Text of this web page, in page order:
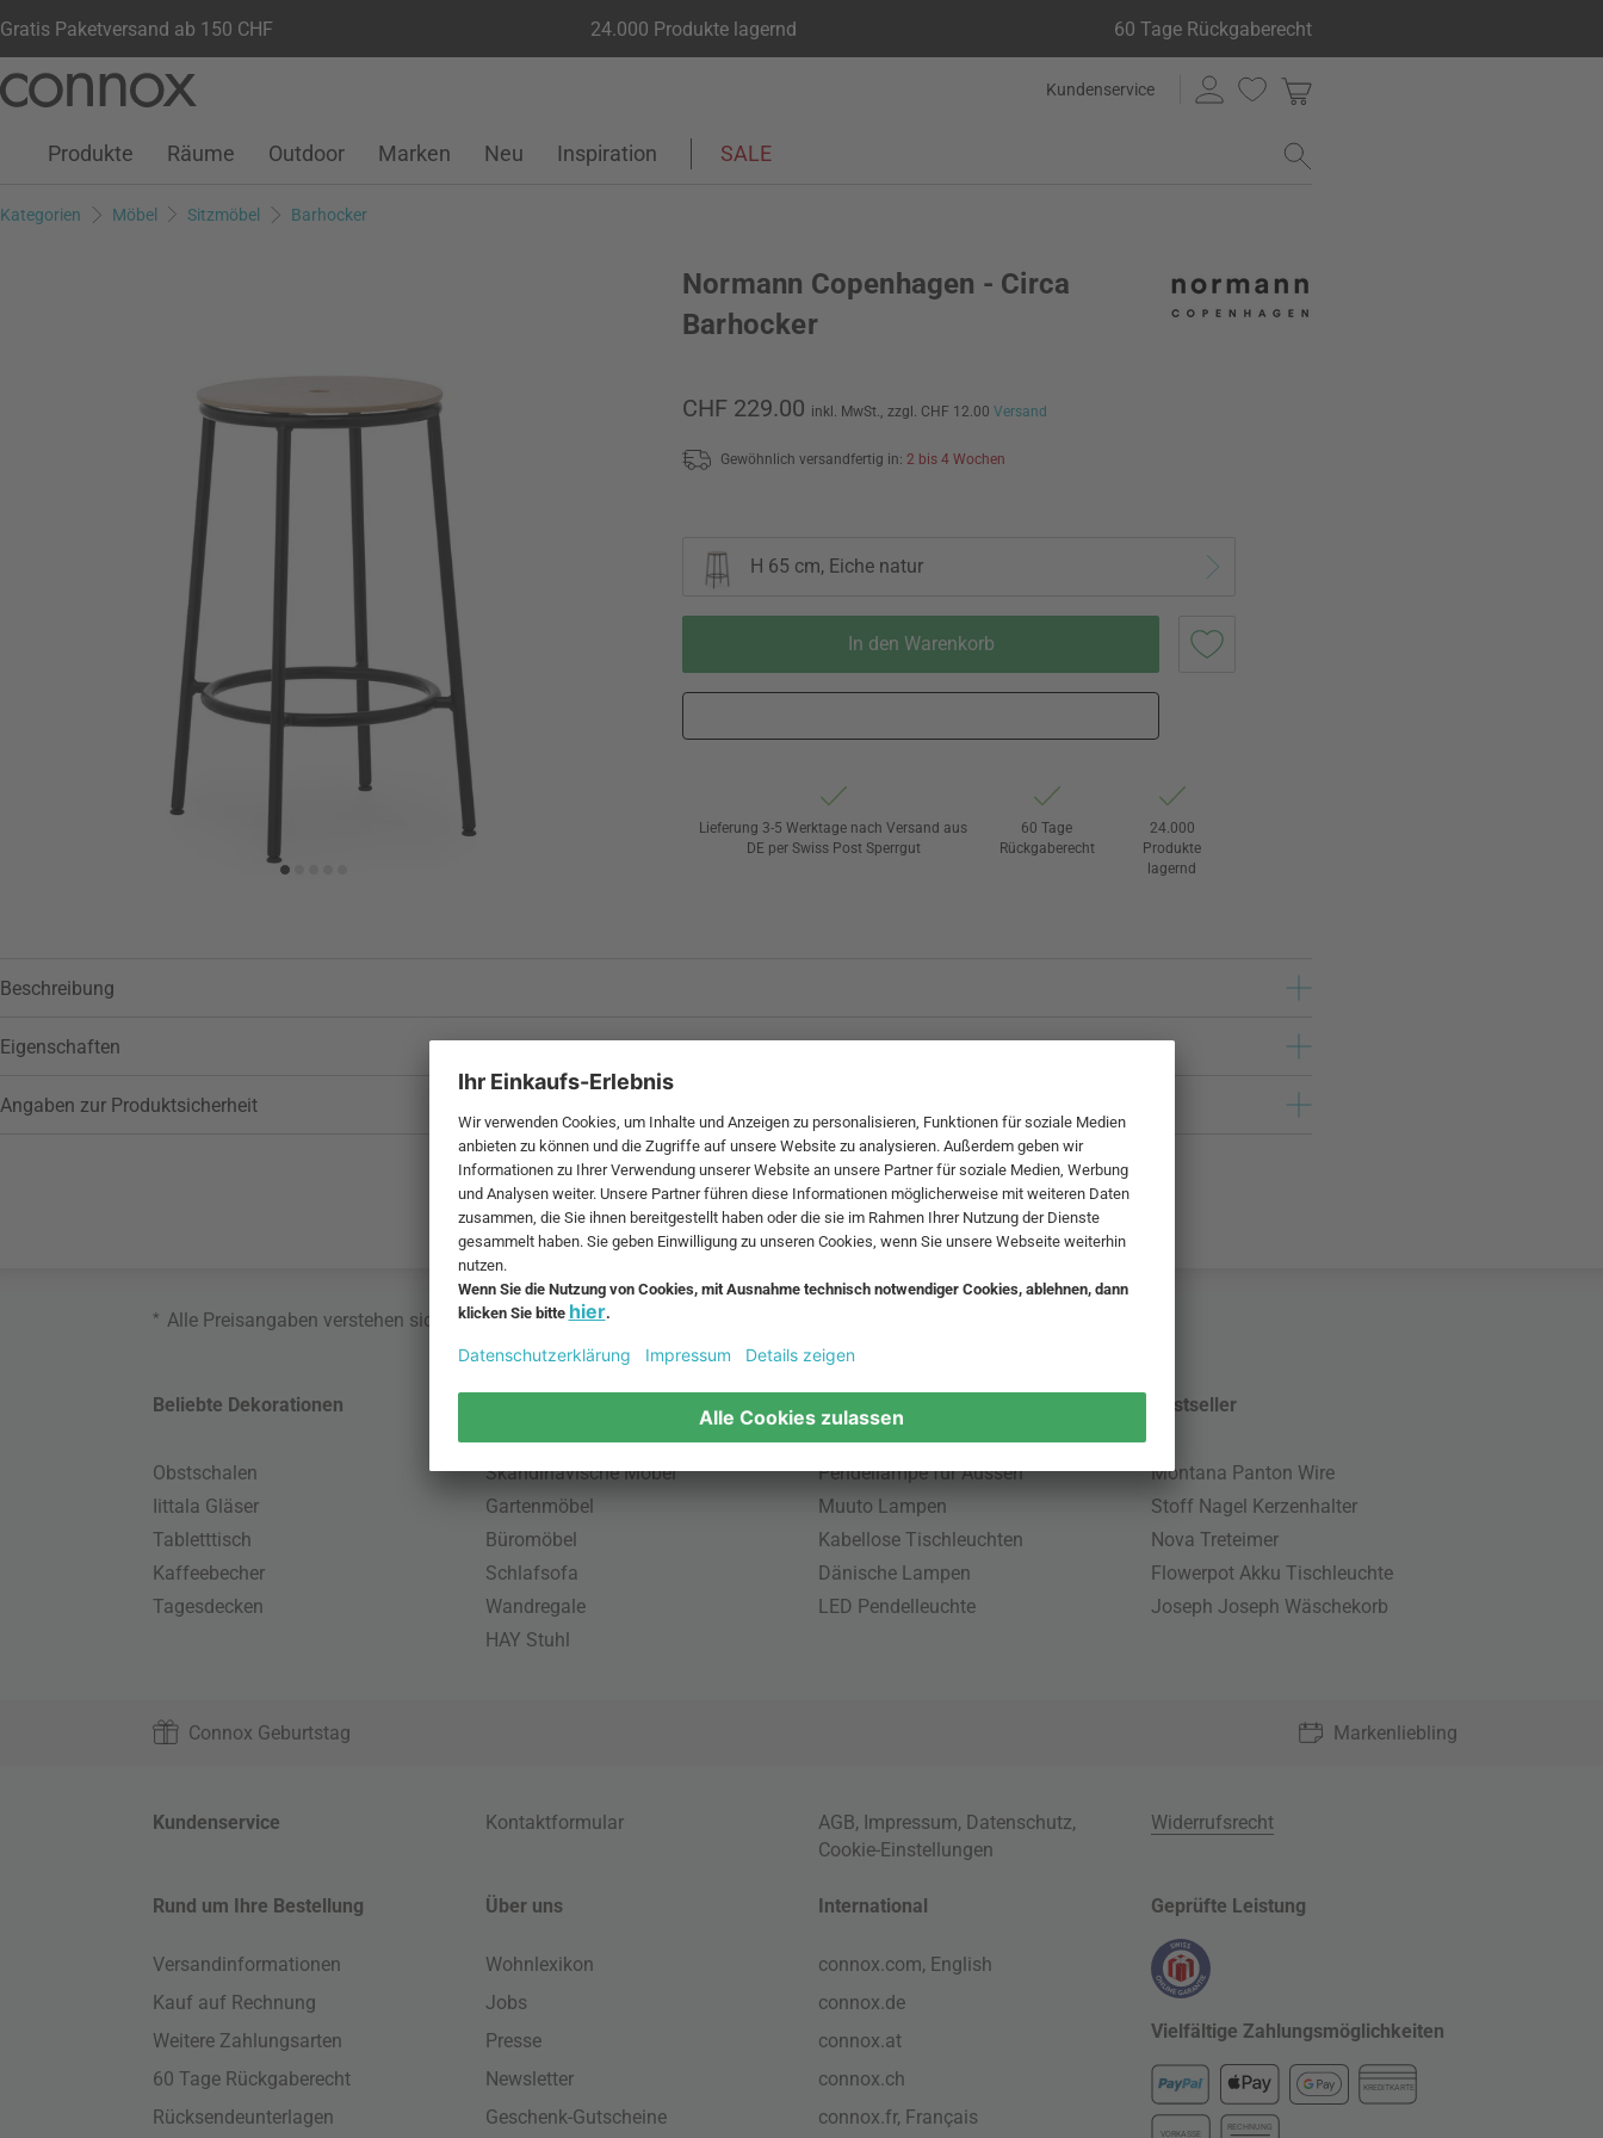
Gratis Paketversand ab 150 CHF 24.000 Produkte lagernd 60 Tage Rückgaberecht
Seiteninhalt
Suchfeld
Kundenservice
Kundenkonto
Wunschliste
Warenkorb
Produkte Räume Outdoor Marken Neu Inspiration SALE
Kategorien Möbel Sitzmöbel Barhocker
Normann Copenhagen - Circa
Barhocker
CHF 229.00 inkl. MwSt., zzgl. CHF 12.00 Versand
Gewöhnlich versandfertig in: 2 bis 4 Wochen
H 65 cm, Eiche natur
In den Warenkorb
Wunschliste hinzufügen
Lieferung 3-5 Werktage nach Versand aus
DE per Swiss Post Sperrgut
60 Tage
Rückgaberecht
24.000
Produkte
lagernd
Beschreibung
Eigenschaften
Angaben zur Produktsicherheit
* Alle Preisangaben verstehen sich inklusive MwSt. und zzgl.
Beliebte Dekorationen
Obstschalen
Iittala Gläser
Tabletttisch
Kaffeebecher
Tagesdecken
Skandinavische Möbel
Gartenmöbel
Büromöbel
Schlafsofa
Wandregale
HAY Stuhl
Beliebte Leuchten
Pendellampe für Aussen
Muuto Lampen
Kabellose Tischleuchten
Dänische Lampen
LED Pendelleuchte
Bestseller
Montana Panton Wire
Stoff Nagel Kerzenhalter
Nova Treteimer
Flowerpot Akku Tischleuchte
Joseph Joseph Wäschekorb
Connox Geburtstag Markenliebling
Kundenservice Kontaktformular AGB, Impressum, Datenschutz,
Cookie-Einstellungen
Widerrufsrecht
Rund um Ihre Bestellung
Versandinformationen
Kauf auf Rechnung
Weitere Zahlungsarten
60 Tage Rückgaberecht
Rücksendeunterlagen
Über uns
Wohnlexikon
Jobs
Presse
Newsletter
Geschenk-Gutscheine
International
connox.com, English
connox.de
connox.at
connox.ch
connox.fr, Français
Geprüfte Leistung
Vielfältige Zahlungsmöglichkeiten
KREDITKARTE
VORKASSE
RECHNUNG